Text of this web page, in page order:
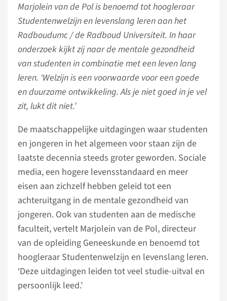
Marjolein van de Pol is benoemd tot hoogleraar
Studentenwelzijn en levenslang leren aan het
Radboudumc / de Radboud Universiteit. In haar
onderzoek kijkt zij naar de mentale gezondheid
van studenten in combinatie met een leven lang
leren. ‘Welzijn is een voorwaarde voor een goede
en duurzame ontwikkeling. Als je niet goed in je vel
zit, lukt dit niet.’
De maatschappelijke uitdagingen waar studenten
en jongeren in het algemeen voor staan zijn de
laatste decennia steeds groter geworden. Sociale
media, een hogere levensstandaard en meer
eisen aan zichzelf hebben geleid tot een
achteruitgang in de mentale gezondheid van
jongeren. Ook van studenten aan de medische
faculteit, vertelt Marjolein van de Pol, directeur
van de opleiding Geneeskunde en benoemd tot
hoogleraar Studentenwelzijn en levenslang leren.
‘Deze uitdagingen leiden tot veel studie-uitval en
persoonlijk leed.’